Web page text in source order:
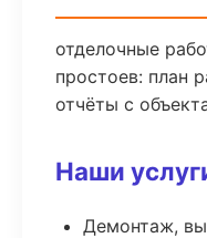
отделочные
простоев: план
отчёты с
Наши
Демонтаж,